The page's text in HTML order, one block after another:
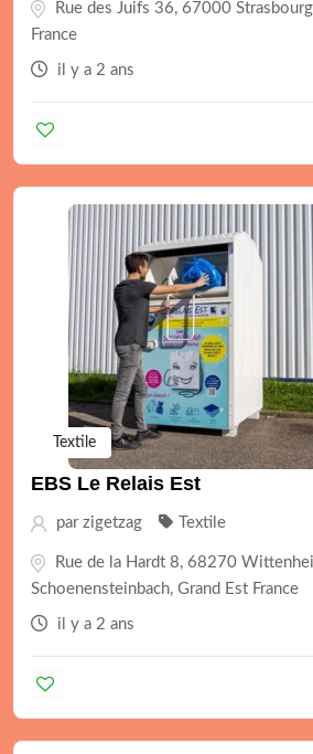
Rue des Juifs 36, 67000
France
il y a 2 ans
Textile
EBS Le Relais Est
par zigetzag Textile
Rue de la Hardt 8, 68270
Schoenensteinbach, Grand Est France
il y a 2 ans